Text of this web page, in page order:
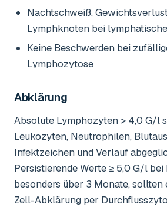
Nachtschweiß,
Lymphknoten bei
Keine Beschwerden bei
Lymphozytose
Abklärung
Absolute Lymphozyten > 4,0 G/l
Leukozyten, Neutrophilen,
Infektzeichen und Verlauf
Persistierende Werte ≥ 5,0 G/l
besonders über 3 Monate, sollten
Zell-Abklärung per